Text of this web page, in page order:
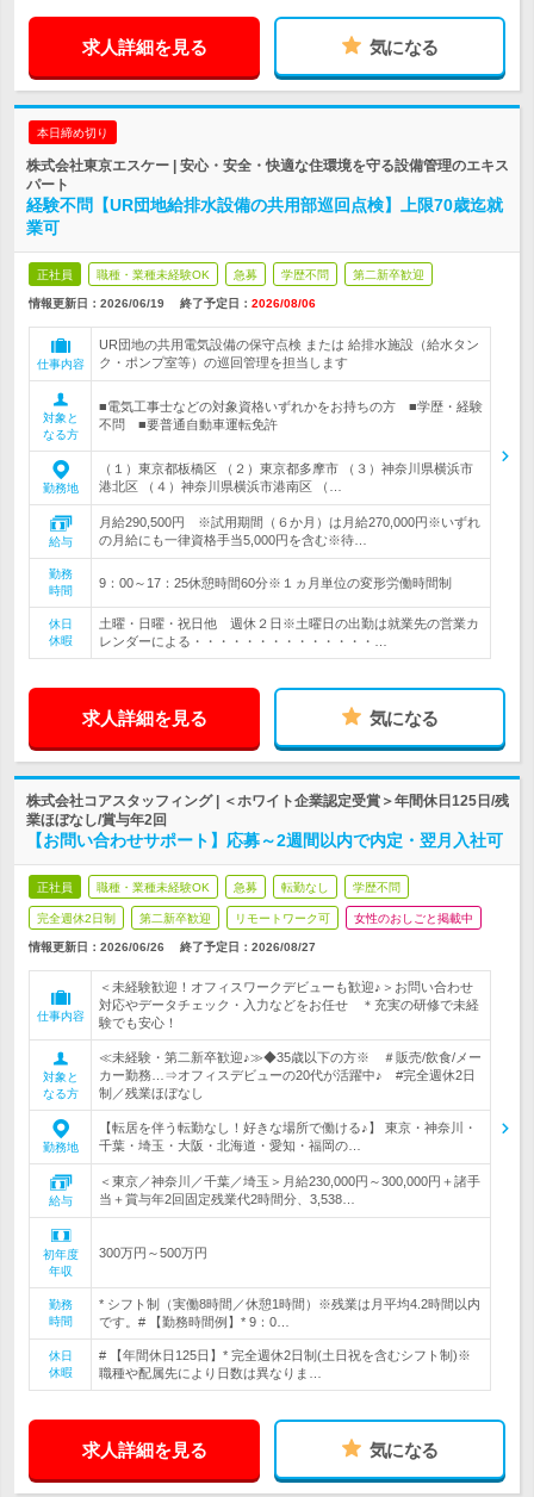
求人詳細を見る 気になる
本日締め切り
株式会社東京エスケー | 安心・安全・快適な住環境を守る設備管理のエキス
パート
経験不問【UR団地給排水設備の共用部巡回点検】上限70歳迄就
業可
正社員 職種・業種未経験OK 急募 学歴不問 第二新卒歓迎
情報更新日：2026/06/19 終了予定日： 2026/08/06
仕事内容
UR団地の共用電気設備の保守点検 または 給排水施設（給水タン
ク・ポンプ室等）の巡回管理を担当します
対象と
なる方
■電気工事士などの対象資格いずれかをお持ちの方 ■学歴・経験
不問 ■要普通自動車運転免許
勤務地
（１）東京都板橋区 （２）東京都多摩市 （３）神奈川県横浜市
港北区 （４）神奈川県横浜市港南区 （…
給与
月給290,500円 ※試用期間（６か月）は月給270,000円※いずれ
の月給にも一律資格手当5,000円を含む※待…
勤務
時間
9：00～17：25休憩時間60分※１ヵ月単位の変形労働時間制
休日
休暇
土曜・日曜・祝日他 週休２日※土曜日の出勤は就業先の営業カ
レンダーによる・・・・・・・・・・・・・・…
求人詳細を見る 気になる
株式会社コアスタッフィング | ＜ホワイト企業認定受賞＞年間休日125日/残
業ほぼなし/賞与年2回
【お問い合わせサポート】応募～2週間以内で内定・翌月入社可
正社員 職種・業種未経験OK 急募 転勤なし 学歴不問
完全週休2日制 第二新卒歓迎 リモートワーク可 女性のおしごと掲載中
情報更新日：2026/06/26 終了予定日： 2026/08/27
仕事内容
＜未経験歓迎！オフィスワークデビューも歓迎♪＞お問い合わせ
対応やデータチェック・入力などをお任せ ＊充実の研修で未経
験でも安心！
対象と
なる方
≪未経験・第二新卒歓迎♪≫◆35歳以下の方※ ＃販売/飲食/メー
カー勤務…⇒オフィスデビューの20代が活躍中♪ #完全週休2日
制／残業ほぼなし
勤務地
【転居を伴う転勤なし！好きな場所で働ける♪】 東京・神奈川・
千葉・埼玉・大阪・北海道・愛知・福岡の…
給与
＜東京／神奈川／千葉／埼玉＞月給230,000円～300,000円＋諸手
当＋賞与年2回固定残業代2時間分、3,538…
初年度
年収
300万円～500万円
勤務
時間
* シフト制（実働8時間／休憩1時間）※残業は月平均4.2時間以内
です。# 【勤務時間例】* 9：0…
休日
休暇
# 【年間休日125日】* 完全週休2日制(土日祝を含むシフト制)※
職種や配属先により日数は異なりま…
求人詳細を見る 気になる